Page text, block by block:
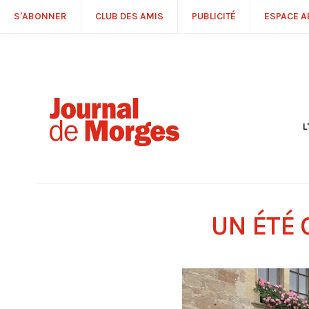
S'ABONNER CLUB DES AMIS PUBLICITÉ ESPACE
UN ÉTÉ